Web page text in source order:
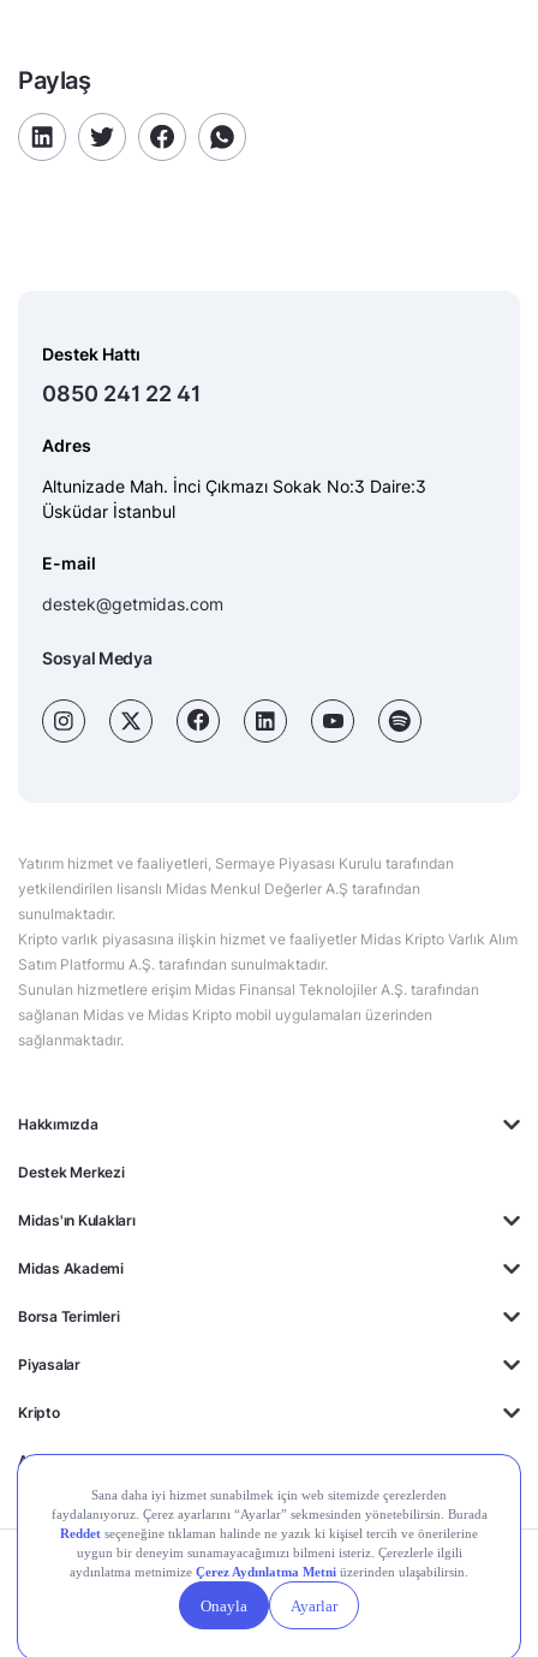
Paylaş
Hakkımızda
Destek Merkezi
Midas'ın Kulakları
Midas Akademi
Borsa Terimleri
Piyasalar
Kripto
Ayrıcalıklar
Destek Hattı
0850 241 22 41
Adres
Altunizade Mah. İnci Çıkmazı Sokak No:3 Daire:3
Üsküdar İstanbul
E-mail
destek@getmidas.com
Sosyal Medya
Yatırım hizmet ve faaliyetleri, Sermaye Piyasası Kurulu tarafından
yetkilendirilen lisanslı Midas Menkul Değerler A.Ş tarafından
sunulmaktadır.
Kripto varlık piyasasına ilişkin hizmet ve faaliyetler Midas Kripto Varlık Alım
Satım Platformu A.Ş. tarafından sunulmaktadır.
Sunulan hizmetlere erişim Midas Finansal Teknolojiler A.Ş. tarafından
sağlanan Midas ve Midas Kripto mobil uygulamaları üzerinden
sağlanmaktadır.
Kişisel Verilerin
Gizlilik
Yasal
Duyurular
Çerez